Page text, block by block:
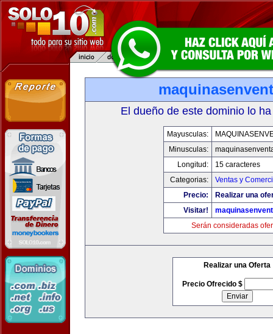
El dueño de este dominio lo
Mayusculas:
Minusculas:
Longitud:
15 caracteres
Categorias:
Ventas y
Precio:
Realizar una
Visitar!
Serán consideradas
Realizar una Oferta
Precio Ofrecido $